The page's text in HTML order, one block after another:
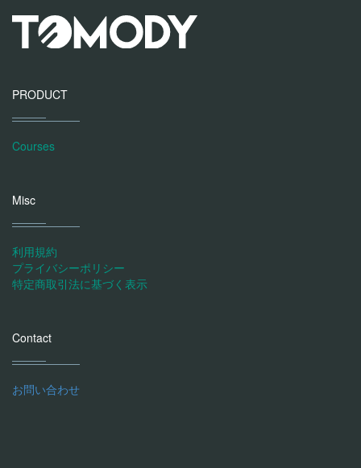
PRODUCT
Courses
Misc
利用規約
プライバシーポリシー
特定商取引法に基づく表示
Contact
お問い合わせ